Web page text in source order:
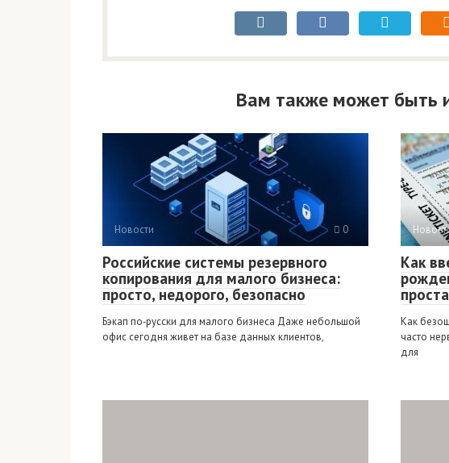
Вам также может быть
Новости 0
Российские системы резервного
копирования для малого бизнеса:
просто, недорого, безопасно
Бэкап по‑русски для малого бизнеса Даже небольшой
офис сегодня живет на базе данных клиентов,
Как
Как
часто
для